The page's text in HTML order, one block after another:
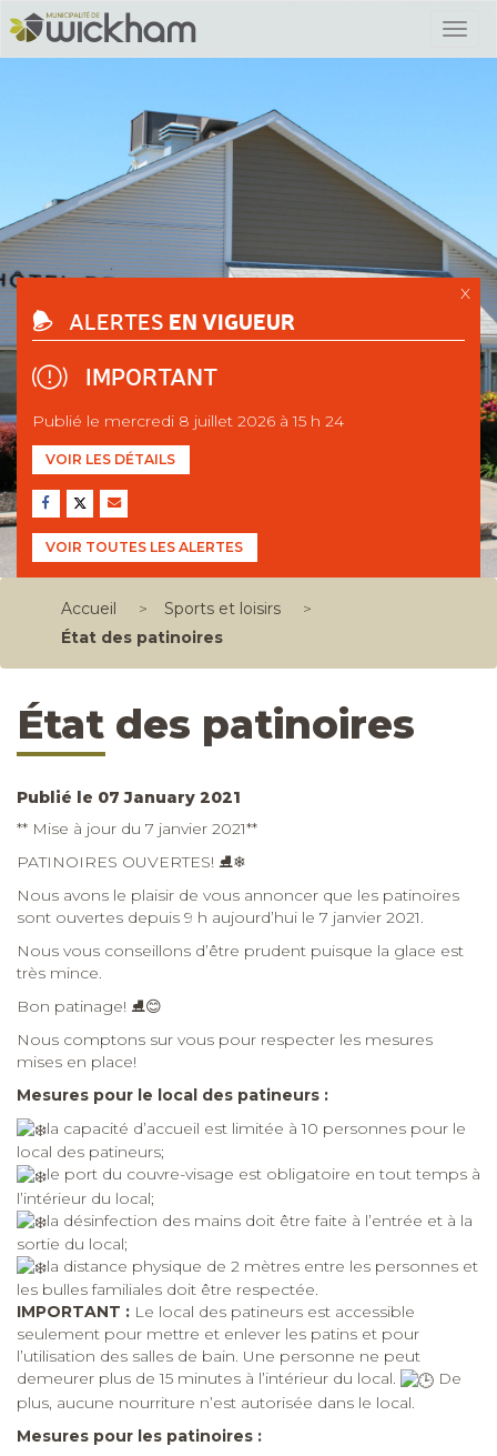
X
ALERTES EN VIGUEUR
IMPORTANT
Publié le mercredi 8 juillet 2026 à 15 h 24
VOIR LES DÉTAILS
VOIR TOUTES LES ALERTES
Accueil > Sports et loisirs
>
État des patinoires
État des patinoires
Publié le 07 January 2021
** Mise à jour du 7 janvier 2021**
PATINOIRES OUVERTES! ⛸❄
Nous avons le plaisir de vous annoncer que les patinoires
sont ouvertes depuis 9 h aujourd’hui le 7 janvier 2021.
Nous vous conseillons d’être prudent puisque la glace est
très mince.
Bon patinage! ⛸😊
Nous comptons sur vous pour respecter les mesures
mises en place!
Mesures pour le local des patineurs :
la capacité d’accueil est limitée à 10 personnes pour le
local des patineurs;
le port du couvre-visage est obligatoire en tout temps à
l’intérieur du local;
la désinfection des mains doit être faite à l’entrée et à la
sortie du local;
la distance physique de 2 mètres entre les personnes et
les bulles familiales doit être respectée.
IMPORTANT : Le local des patineurs est accessible
seulement pour mettre et enlever les patins et pour
l’utilisation des salles de bain. Une personne ne peut
demeurer plus de 15 minutes à l’intérieur du local.
De
plus, aucune nourriture n’est autorisée dans le local.
Mesures pour les patinoires :